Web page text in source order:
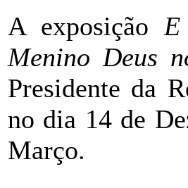
A exposição
Menino Deus
Presidente da
no dia 14 de
Março.